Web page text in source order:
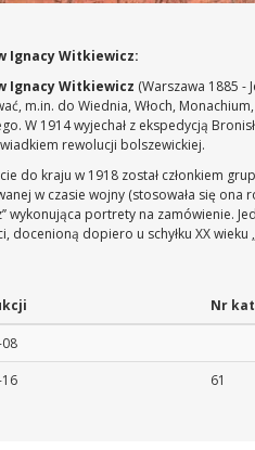
Ignacy Witkiewicz:
Ignacy Witkiewicz (Warszawa 1885 -
m.in. do Wiednia, Włoch,
W 1914 wyjechał z ekspedycją
rewolucji bolszewickiej.
do kraju w 1918 został członkiem
w czasie wojny (stosowała się
wykonująca portrety na zamówienie.
docenioną dopiero u schyłku XX
Nr kat
61